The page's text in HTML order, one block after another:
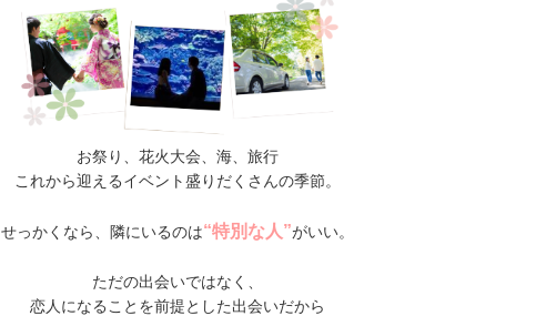
お祭り、花火大会、海、旅行
これから迎えるイベント盛りだくさんの季節。
せっかくなら、隣にいるのは“特別な人”がいい。
ただの出会いではなく、
恋人になることを前提とした出会いだから